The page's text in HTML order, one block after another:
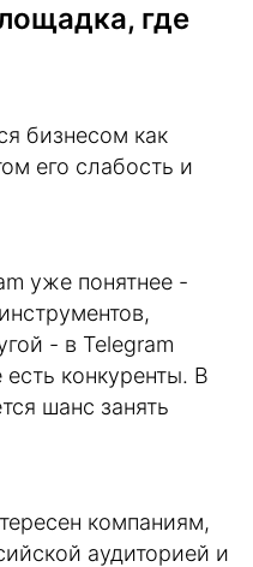
где
бизнесом как
его слабость и
уже понятнее -
- в Telegram
конкуренты. В
шанс занять
компаниям,
аудиторией и